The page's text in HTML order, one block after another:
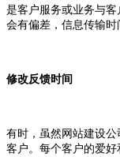
是客户服务或业务与
会有偏差，信息传输时
修改反馈时间
有时，虽然网站建设
客户。每个客户的爱好